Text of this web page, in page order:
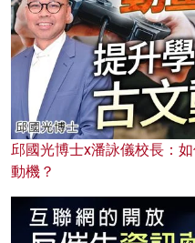
邱國光博士x潘詠儀校長：
動機？